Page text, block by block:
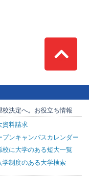
Top
決定へ。お役立ち情報
資料請求
プンキャンパスカレンダー
校に大学のある短大一覧
学制度のある大学検索